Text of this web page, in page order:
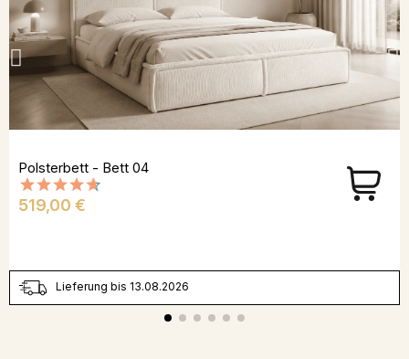
Polsterbett - Bett 04
Preis
519,00 €
Lieferung bis 13.08.2026